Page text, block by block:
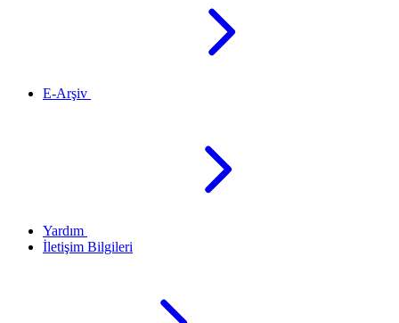
E-Arşiv
Yardım
İletişim Bilgileri